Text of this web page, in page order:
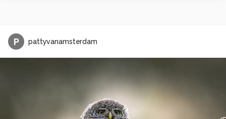
P pattyvanamsterdam